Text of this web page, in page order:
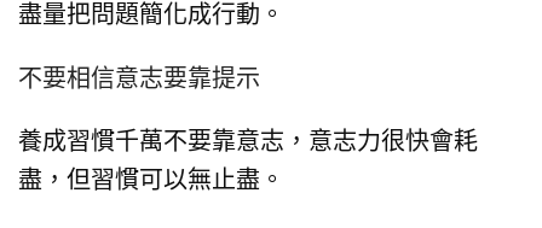
盡量把問題簡化成行動。
不要相信意志要靠提示
養成習慣千萬不要靠意志， 意志力很快會耗
盡， 但習慣可以無止盡。